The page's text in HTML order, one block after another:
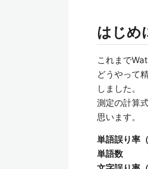
はじめ
これまで
どうやって
しました。
測定の計算
思います。
単語誤り率
単語数